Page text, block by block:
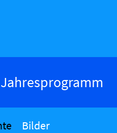
Jahresprogramm
Bilder